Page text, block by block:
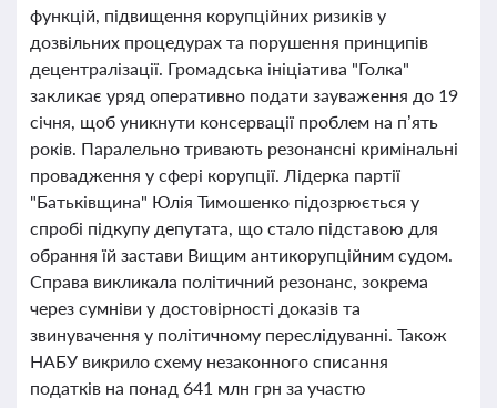
функцій, підвищення корупційних ризиків у
дозвільних процедурах та порушення принципів
децентралізації. Громадська ініціатива "Голка"
закликає уряд оперативно подати зауваження до 19
січня, щоб уникнути консервації проблем на п’ять
років. Паралельно тривають резонансні кримінальні
провадження у сфері корупції. Лідерка партії
"Батьківщина" Юлія Тимошенко підозрюється у
спробі підкупу депутата, що стало підставою для
обрання їй застави Вищим антикорупційним судом.
Справа викликала політичний резонанс, зокрема
через сумніви у достовірності доказів та
звинувачення у політичному переслідуванні. Також
НАБУ викрило схему незаконного списання
податків на понад 641 млн грн за участю